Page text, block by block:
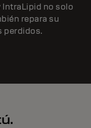
IntraLipid no solo
repara su
perdidos.